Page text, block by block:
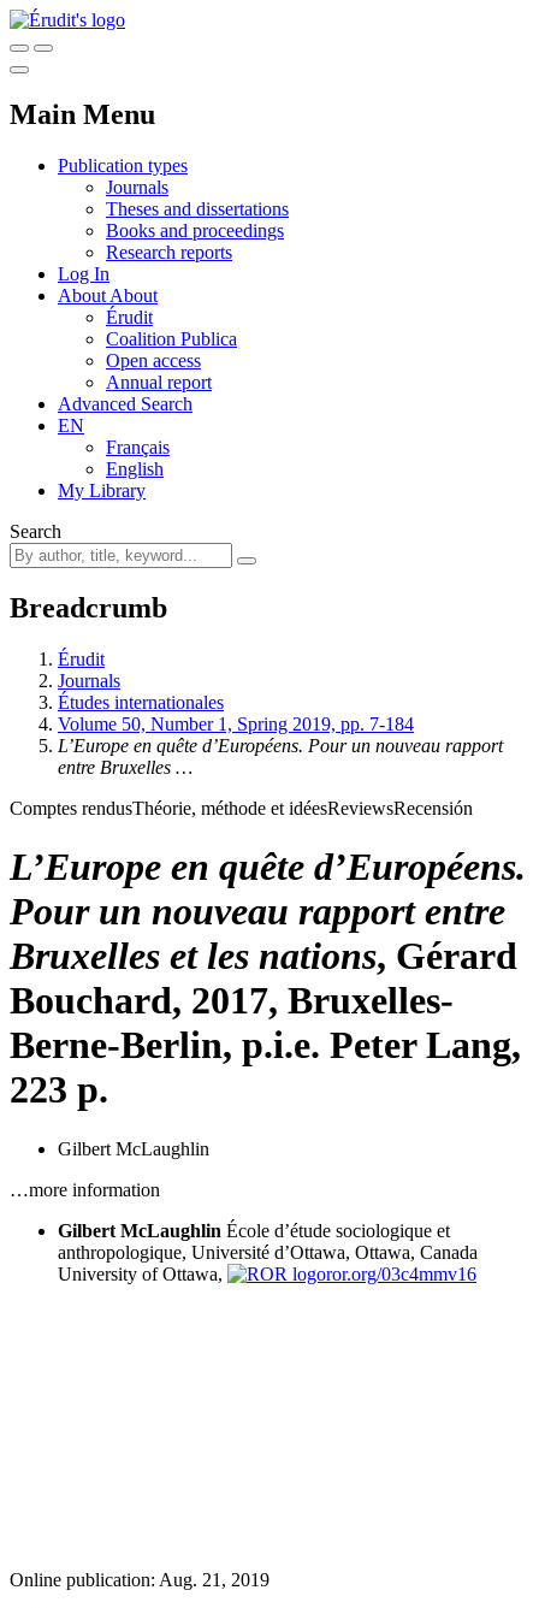
Main Menu
Publication types
Journals
Theses and dissertations
Books and proceedings
Research reports
Log In
About About
Érudit
Coalition Publica
Open access
Annual report
Advanced Search
EN
Français
English
My Library
Search
Breadcrumb
Érudit
Journals
Études internationales
Volume 50, Number 1, Spring 2019, pp. 7-184
L’Europe en quête d’Européens. Pour un nouveau rapport
entre Bruxelles …
Comptes rendusThéorie, méthode et idéesReviewsRecensión
L’Europe en quête d’Européens.
Pour un nouveau rapport entre
Bruxelles et les nations, Gérard
Bouchard, 2017, Bruxelles-
Berne-Berlin, p.i.e. Peter Lang,
223 p.
Gilbert McLaughlin
…more information
Gilbert McLaughlin École d’étude sociologique et
anthropologique, Université d’Ottawa, Ottawa, Canada
University of Ottawa,
ror.org/03c4mmv16
Online publication: Aug. 21, 2019